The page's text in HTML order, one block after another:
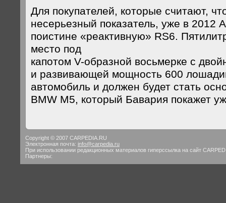
Для покупателей, которые считают,
несерьезный показатель, уже в 2012
поистине «реактивную» RS6.
место под
капотом V-образной восьмерке с
и развивающей мощность 600
автомобиль и должен будет стать
BMW M5, который Бавария покажет
Copyright © 2007 CARPEDIA.RU
Электронная почта: info@carpedia.ru
При использовании редакционных материалов гиперссылка на сайт
Партнеры: